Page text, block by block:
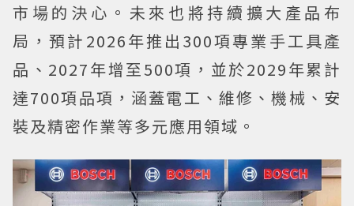
市場的決心。未來也將持續擴大產品布
局，預計2026年推出300項專業手工具產
品、2027年增至500項，並於2029年累計
達700項品項，涵蓋電工、維修、機械、安
裝及精密作業等多元應用領域。